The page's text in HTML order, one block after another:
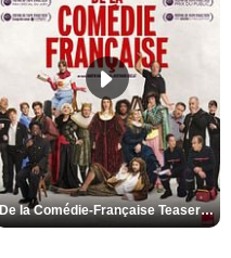
De la Comédie-Française Teaser VF